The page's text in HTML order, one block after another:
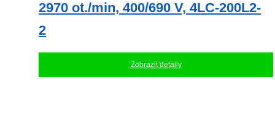
2970 ot./min, 400/690 V, 4LC-200L2-
2
Zobrazit detaily